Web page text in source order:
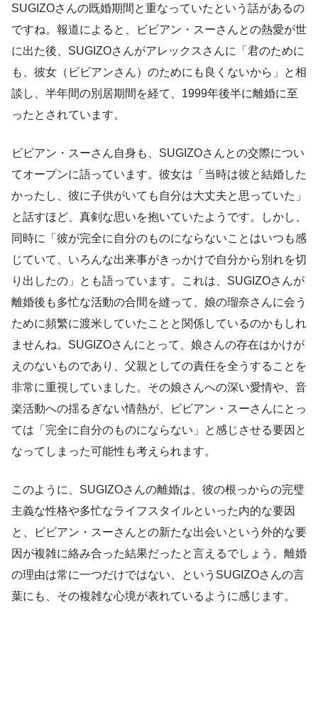
SUGIZOさんの既婚期間と重なっていたという話があるの
ですね。報道によると、ビビアン・スーさんとの熱愛が世
に出た後、SUGIZOさんがアレックスさんに「君のために
も、彼女（ビビアンさん）のためにも良くないから」と相
談し、半年間の別居期間を経て、1999年後半に離婚に至
ったとされています。
ビビアン・スーさん自身も、SUGIZOさんとの交際につい
てオープンに語っています。彼女は「当時は彼と結婚した
かったし、彼に子供がいても自分は大丈夫と思っていた」
と話すほど、真剣な思いを抱いていたようです。しかし、
同時に「彼が完全に自分のものにならないことはいつも感
じていて、いろんな出来事がきっかけで自分から別れを切
り出したの」とも語っています。これは、SUGIZOさんが
離婚後も多忙な活動の合間を縫って、娘の瑠奈さんに会う
ために頻繁に渡米していたことと関係しているのかもしれ
ませんね。SUGIZOさんにとって、娘さんの存在はかけが
えのないものであり、父親としての責任を全うすることを
非常に重視していました。その娘さんへの深い愛情や、音
楽活動への揺るぎない情熱が、ビビアン・スーさんにとっ
ては「完全に自分のものにならない」と感じさせる要因と
なってしまった可能性も考えられます。
このように、SUGIZOさんの離婚は、彼の根っからの完璧
主義な性格や多忙なライフスタイルといった内的な要因
と、ビビアン・スーさんとの新たな出会いという外的な要
因が複雑に絡み合った結果だったと言えるでしょう。離婚
の理由は常に一つだけではない、というSUGIZOさんの言
葉にも、その複雑な心境が表れているように感じます。